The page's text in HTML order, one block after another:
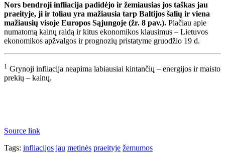
Nors bendroji infliacija padidėjo ir žemiausias jos taškas jau
praeityje, ji ir toliau yra mažiausia tarp Baltijos šalių ir viena
mažiausių visoje Europos Sąjungoje (žr. 8 pav.). Plačiau apie
numatomą kainų raidą ir kitus ekonomikos klausimus – Lietuvos
ekonomikos apžvalgos ir prognozių pristatyme gruodžio 19 d.
1 Grynoji infliacija neapima labiausiai kintančių – energijos ir maisto
prekių – kainų.
Source link
Tags: infliacijos jau metinės praeityje žemumos